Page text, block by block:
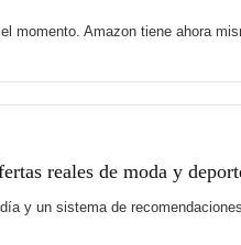
momento. Amazon tiene ahora
reales de moda y
y un sistema de